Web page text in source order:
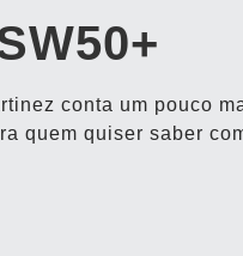
conta um pouco
quem quiser saber